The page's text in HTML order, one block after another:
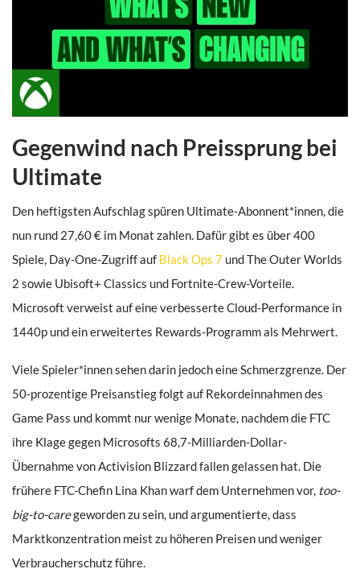
Gegenwind nach Preissprung bei
Ultimate
Den heftigsten Aufschlag spüren Ultimate-Abonnent*innen, die
nun rund 27,60 € im Monat zahlen. Dafür gibt es über 400
Spiele, Day-One-Zugriff auf Black Ops 7 und The Outer Worlds
2 sowie Ubisoft+ Classics und Fortnite-Crew-Vorteile.
Microsoft verweist auf eine verbesserte Cloud-Performance in
1440p und ein erweitertes Rewards-Programm als Mehrwert.
Viele Spieler*innen sehen darin jedoch eine Schmerzgrenze. Der
50-prozentige Preisanstieg folgt auf Rekordeinnahmen des
Game Pass und kommt nur wenige Monate, nachdem die FTC
ihre Klage gegen Microsofts 68,7-Milliarden-Dollar-
Übernahme von Activision Blizzard fallen gelassen hat. Die
frühere FTC-Chefin Lina Khan warf dem Unternehmen vor, too-
big-to-caregeworden zu sein, und argumentierte, dass
Marktkonzentration meist zu höheren Preisen und weniger
Verbraucherschutz führe.